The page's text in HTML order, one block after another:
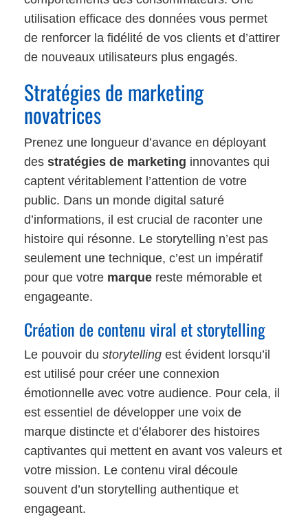
utilisation efficace des données vous permet
de renforcer la fidélité de vos clients et d’attirer
de nouveaux utilisateurs plus engagés.
Stratégies de marketing
novatrices
Prenez une longueur d’avance en déployant
des stratégies de marketing innovantes qui
captent véritablement l’attention de votre
public. Dans un monde digital saturé
d’informations, il est crucial de raconter une
histoire qui résonne. Le storytelling n’est pas
seulement une technique, c’est un impératif
pour que votre marque reste mémorable et
engageante.
Création de contenu viral et storytelling
Le pouvoir du storytelling est évident lorsqu’il
est utilisé pour créer une connexion
émotionnelle avec votre audience. Pour cela, il
est essentiel de développer une voix de
marque distincte et d’élaborer des histoires
captivantes qui mettent en avant vos valeurs et
votre mission. Le contenu viral découle
souvent d’un storytelling authentique et
engageant.